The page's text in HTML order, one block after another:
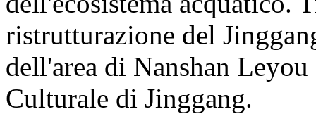
ristrutturazione del
dell'area di Nanshan
Culturale di Jinggang.